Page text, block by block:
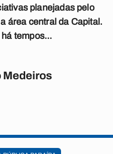
planejadas pelo
área central da Capital.
tempos...
Medeiros